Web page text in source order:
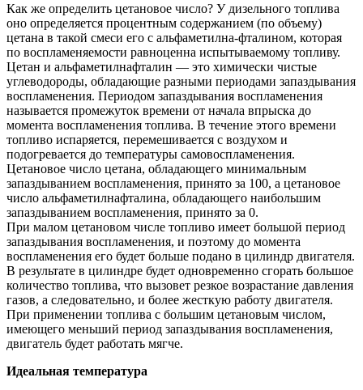
Как же определить цетановое число? У дизельного топлива
оно определяется процентным содержанием (по объему)
цетана в такой смеси его с альфаметилна-фталином, которая
по воспламеняемости равноценна испытываемому топливу.
Цетан и альфаметилнафталин — это химически чистые
углеводороды, обладающие разными периодами запаздывания
воспламенения. Периодом запаздывания воспламенения
называется промежуток времени от начала впрыска до
момента воспламенения топлива. В течение этого времени
топливо испаряется, перемешивается с воздухом и
подогревается до температуры самовоспламенения.
Цетановое число цетана, обладающего минимальным
запаздыванием воспламенения, принято за 100, а цетановое
число альфаметилнафталина, обладающего наибольшим
запаздыванием воспламенения, принято за 0.
При малом цетановом числе топливо имеет большой период
запаздывания воспламенения, и поэтому до момента
воспламенения его будет больше подано в цилиндр двигателя.
В результате в цилиндре будет одновременно сгорать большое
количество топлива, что вызовет резкое возрастание давления
газов, а следовательно, и более жесткую работу двигателя.
При применении топлива с большим цетановым числом,
имеющего меньший период запаздывания воспламенения,
двигатель будет работать мягче.
Идеальная температура